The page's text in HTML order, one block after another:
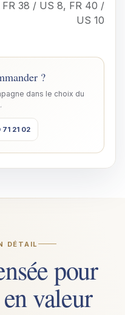
FR 38 / US 8, FR 40 /
US 10
?
dans le choix du
21 02
DÉTAIL
pour
valeur